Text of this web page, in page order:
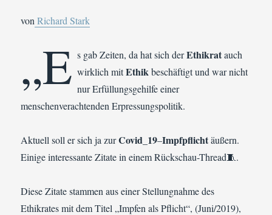
von Richard Stark
„E s gab Zeiten, da hat sich derEthikratauch
wirklich mitEthik beschäftigt und war nicht
nur Erfüllungsgehilfe einer
menschenverachtenden Erpressungspolitik.
Aktuell soll er sich ja zurCovid_19–Impfpflichtäußern.
Einige interessante Zitate in einem Rückschau-Thread🧵.
Diese Zitate stammen aus einer Stellungnahme des
Ethikrates mit dem Titel „Impfen als Pflicht“, (Juni/2019),